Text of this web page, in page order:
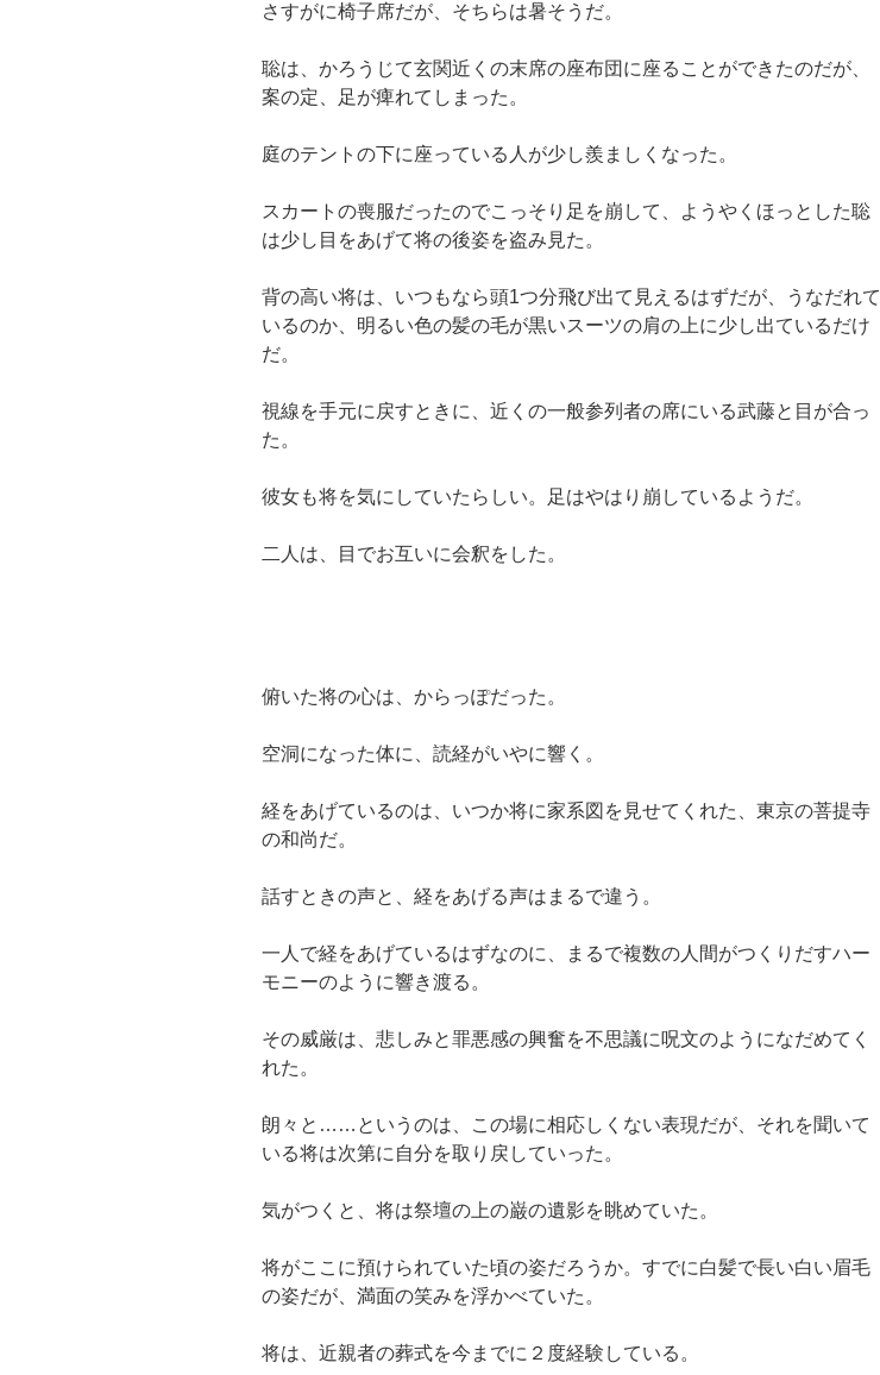
さすがに椅子席だが、そちらは暑そうだ。
聡は、かろうじて玄関近くの末席の座布団に座ることができたのだが、
案の定、足が痺れてしまった。
庭のテントの下に座っている人が少し羨ましくなった。
スカートの喪服だったのでこっそり足を崩して、ようやくほっとした聡
は少し目をあげて将の後姿を盗み見た。
背の高い将は、いつもなら頭1つ分飛び出て見えるはずだが、うなだれて
いるのか、明るい色の髪の毛が黒いスーツの肩の上に少し出ているだけ
だ。
視線を手元に戻すときに、近くの一般参列者の席にいる武藤と目が合っ
た。
彼女も将を気にしていたらしい。足はやはり崩しているようだ。
二人は、目でお互いに会釈をした。
俯いた将の心は、からっぽだった。
空洞になった体に、読経がいやに響く。
経をあげているのは、いつか将に家系図を見せてくれた、東京の菩提寺
の和尚だ。
話すときの声と、経をあげる声はまるで違う。
一人で経をあげているはずなのに、まるで複数の人間がつくりだすハー
モニーのように響き渡る。
その威厳は、悲しみと罪悪感の興奮を不思議に呪文のようになだめてく
れた。
朗々と……というのは、この場に相応しくない表現だが、それを聞いて
いる将は次第に自分を取り戻していった。
気がつくと、将は祭壇の上の巌の遺影を眺めていた。
将がここに預けられていた頃の姿だろうか。すでに白髪で長い白い眉毛
の姿だが、満面の笑みを浮かべていた。
将は、近親者の葬式を今までに２度経験している。